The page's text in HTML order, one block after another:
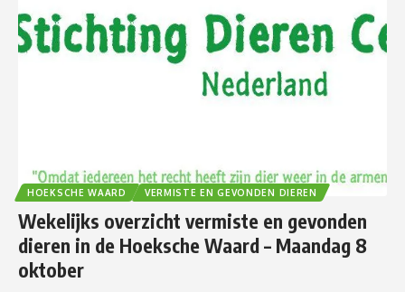
HOEKSCHE WAARD VERMISTE EN GEVONDEN DIEREN
Wekelijks overzicht vermiste en gevonden
dieren in de Hoeksche Waard – Maandag 8
oktober